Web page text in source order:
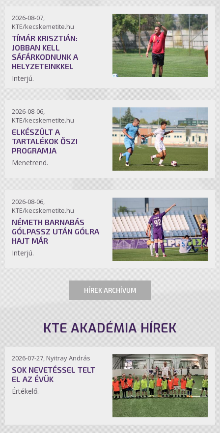
2026-08-07,
KTE/kecskemetite.hu
TÍMÁR KRISZTIÁN:
JOBBAN KELL
SÁFÁRKODNUNK A
HELYZETEINKKEL
Interjú.
2026-08-06,
KTE/kecskemetite.hu
ELKÉSZÜLT A
TARTALÉKOK ŐSZI
PROGRAMJA
Menetrend.
2026-08-06,
KTE/kecskemetite.hu
NÉMETH BARNABÁS
GÓLPASSZ UTÁN GÓLRA
HAJT MÁR
Interjú.
HÍREK ARCHÍVUM
KTE AKADÉMIA HÍREK
2026-07-27, Nyitray András
SOK NEVETÉSSEL TELT
EL AZ ÉVÜK
Értékelő.